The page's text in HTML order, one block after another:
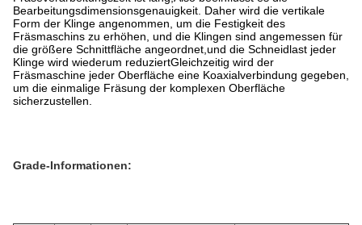
Bearbeitungsdimensionsgenauigkeit. Daher wird die vertikale
Form der Klinge angenommen, um die Festigkeit des
Fräsmaschins zu erhöhen, und die Klingen sind angemessen für
die größere Schnittfläche angeordnet,und die Schneidlast jeder
Klinge wird wiederum reduziertGleichzeitig wird der
Fräsmaschine jeder Oberfläche eine Koaxialverbindung gegeben,
um die einmalige Fräsung der komplexen Oberfläche
sicherzustellen.
Grade-Informationen: